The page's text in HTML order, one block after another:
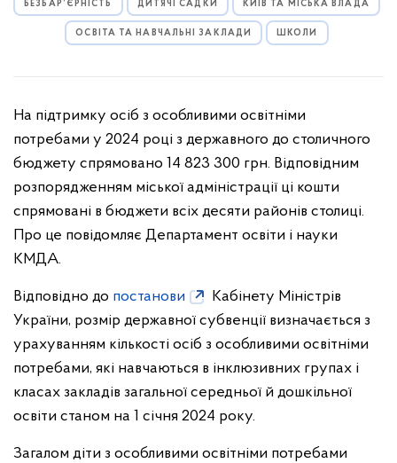
БЕЗБАР’ЄРНІСТЬ ДИТЯЧІ САДКИ КИЇВ ТА МІСЬКА ВЛАДА
ОСВІТА ТА НАВЧАЛЬНІ ЗАКЛАДИ ШКОЛИ
На підтримку осіб з особливими освітніми
потребами у 2024 році з державного до столичного
бюджету спрямовано 14 823 300 грн. Відповідним
розпорядженням міської адміністрації ці кошти
спрямовані в бюджети всіх десяти районів столиці.
Про це повідомляє Департамент освіти і науки
КМДА.
Відповідно до постанови
Кабінету Міністрів
України, розмір державної субвенції визначається з
урахуванням кількості осіб з особливими освітніми
потребами, які навчаються в інклюзивних групах і
класах закладів загальної середньої й дошкільної
освіти станом на 1 січня 2024 року.
Загалом діти з особливими освітніми потребами